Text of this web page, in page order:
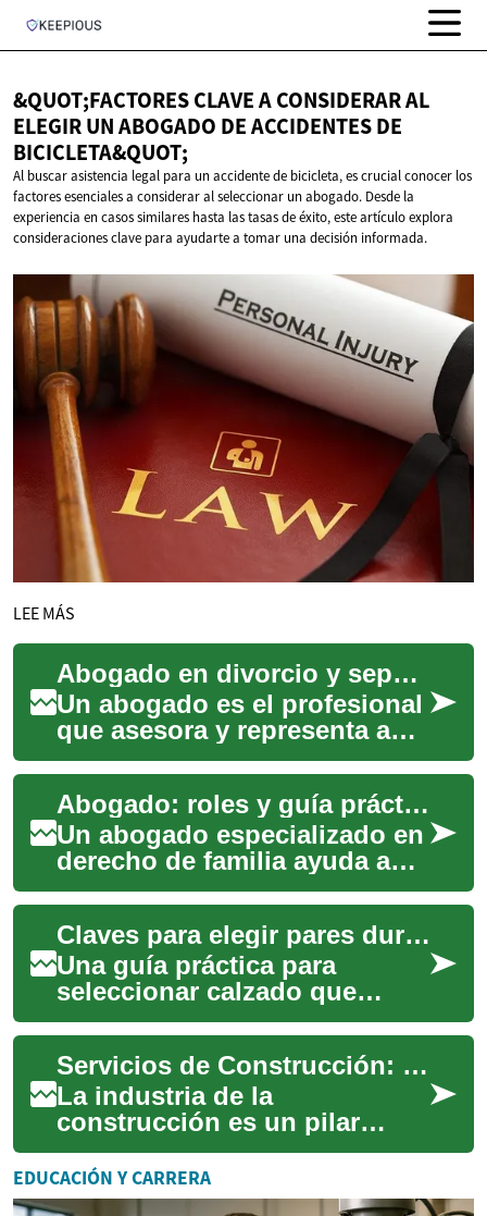
&QUOT;FACTORES CLAVE A CONSIDERAR AL
ELEGIR UN ABOGADO DE ACCIDENTESDE
BICICLETA&QUOT;
Al buscar asistencia legal para un accidente de bicicleta, es crucial conocer los
factores esenciales a considerar al seleccionar un abogado. Desde la
experiencia en casos similares hasta las tasas de éxito, este artículo explora
consideraciones clave para ayudarte a tomar una decisión informada.
LEE MÁS
Abogado en divorcio y separación: funciones y proceso legal
Un abogado es el profesional
que asesora y representa a
una persona en asuntos
legales, incluidos casos de
divorcio y...
Abogado: roles y guía práctica para divorcio y separación
Un abogado especializado en
derecho de familia ayuda a
las personas a comprender y
gestionar procesos como el
divorci...
Claves para elegir pares duraderos sin sacrificar comodidad
Una guía práctica para
seleccionar calzado que
combine resistencia y
confort: desde la elección de
materiales hasta e...
Servicios de Construcción: Cómo Elegir la Empresa Adecuada para tu Proyecto
La industria de la
construcción es un pilar
fundamental en el desarrollo
de cualquier sociedad. Desde
la edificación ...
EDUCACIÓN Y CARRERA